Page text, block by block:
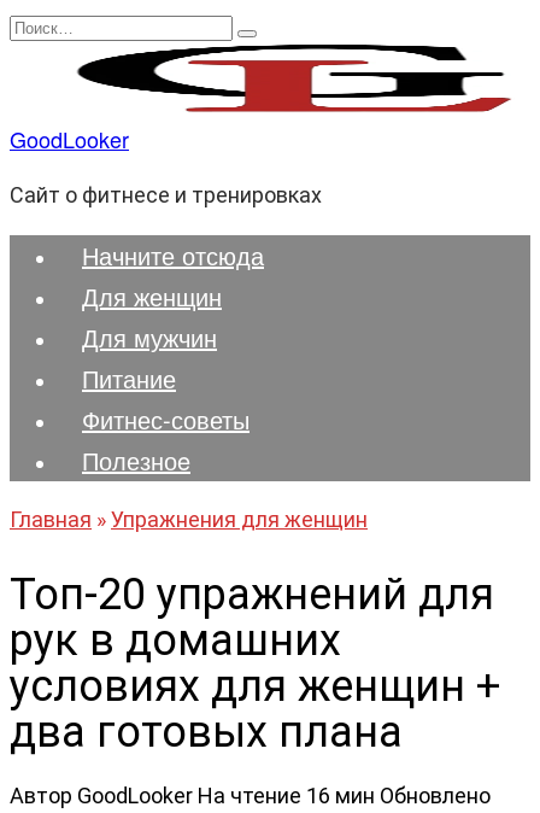
Перейти
содержанию
Search
GoodLooker
Сайт о фитнесе и тренировках
Начните отсюда
Для женщин
Для мужчин
Питание
Фитнес-советы
Полезноe
Главная »Упражнения для женщин
Топ-20 упражнений для
рук в домашних
условиях для женщин +
два готовых плана
Автор GoodLooker На чтение 16 мин Обновлено